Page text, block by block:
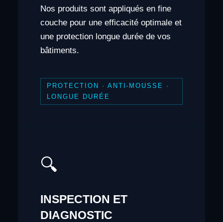
Nos produits sont appliqués en fine
couche pour une efficacité optimale et
une protection longue durée de vos
bâtiments.
PROTECTION · ANTI-MOUSSE ·
LONGUE DURÉE
🔍
INSPECTION ET
DIAGNOSTIC